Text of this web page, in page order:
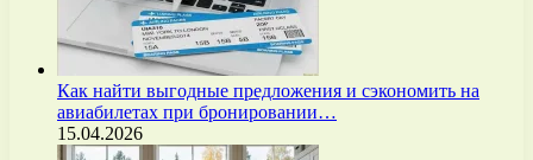
Как найти выгодные предложения и сэкономить на
авиабилетах при бронировании…
15.04.2026